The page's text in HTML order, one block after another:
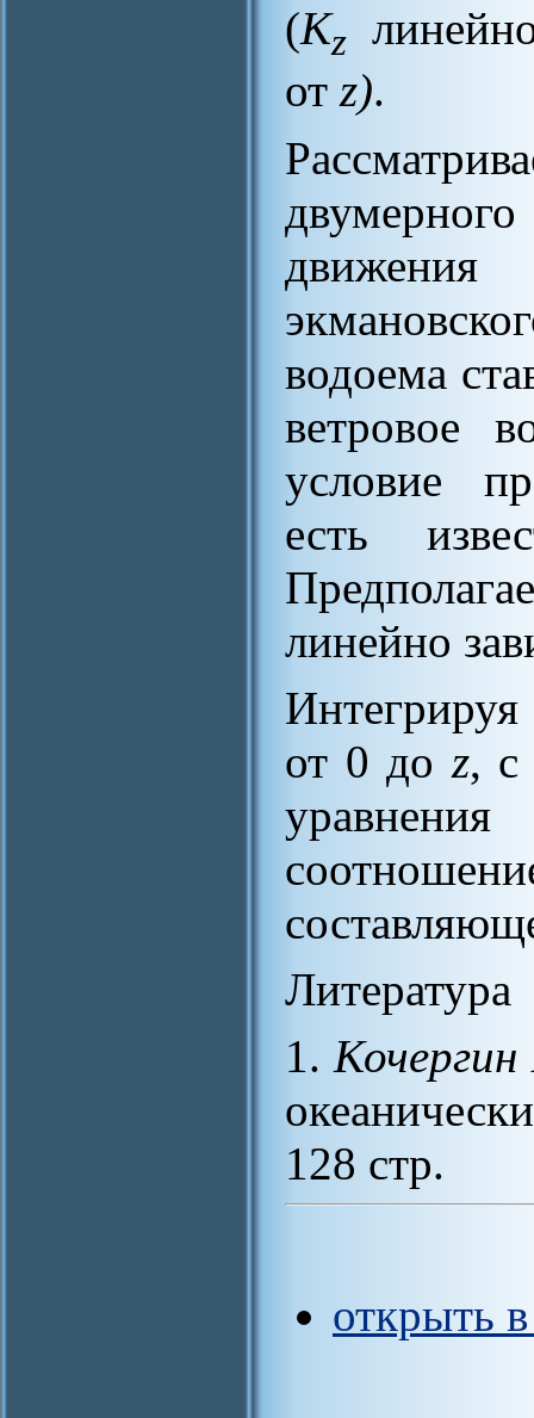
(Kz
от z).
водоема
ветровое
условие
есть
линейно
от 0 до z, с
Литература
1.
128 cтр.
открыть